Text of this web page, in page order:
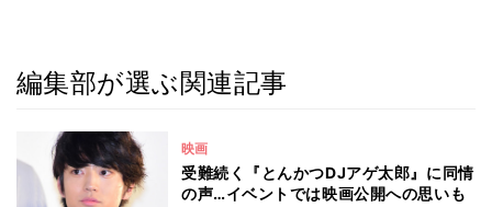
編集部が選ぶ関連記事
映画
受難続く『とんかつDJアゲ太郎』に同情
の声…イベントでは映画公開への思いも